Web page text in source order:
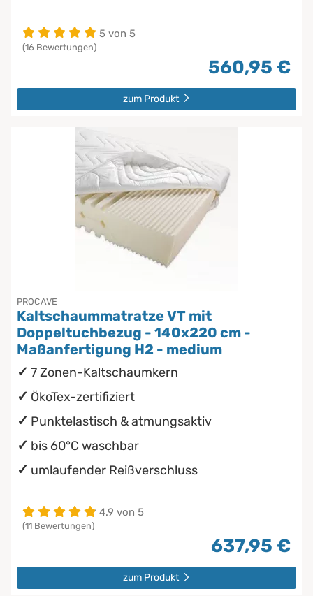
5 von 5
(16 Bewertungen)
560,95 €
zum Produkt
PROCAVE
Kaltschaummatratze VT mit
Doppeltuchbezug - 140x220 cm -
Maßanfertigung H2 - medium
7 Zonen-Kaltschaumkern
ÖkoTex-zertifiziert
Punktelastisch & atmungsaktiv
bis 60°C waschbar
umlaufender Reißverschluss
4.9 von 5
(11 Bewertungen)
637,95 €
zum Produkt